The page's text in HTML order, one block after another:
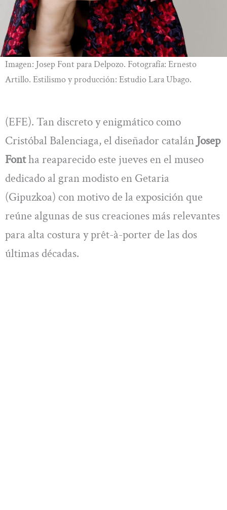
Imagen: Josep Font para Delpozo. Fotografía: Ernesto
Artillo. Estilismo y producción: Estudio Lara Ubago.
(EFE). Tan discreto y enigmático como
Cristóbal Balenciaga, el diseñador catalán Josep
Fontha reaparecido este jueves en el museo
dedicado al gran modisto en Getaria
(Gipuzkoa) con motivo de la exposición que
reúne algunas de sus creaciones más relevantes
para alta costura y prêt-à-porter de las dos
últimas décadas.